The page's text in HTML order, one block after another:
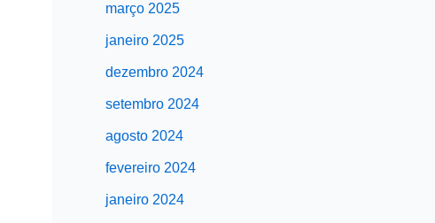
março 2025
janeiro 2025
dezembro 2024
setembro 2024
agosto 2024
fevereiro 2024
janeiro 2024